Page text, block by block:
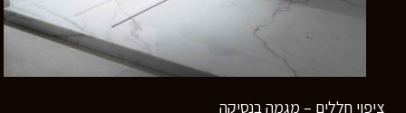
ציפוי חללים – מגמה בנסיקה